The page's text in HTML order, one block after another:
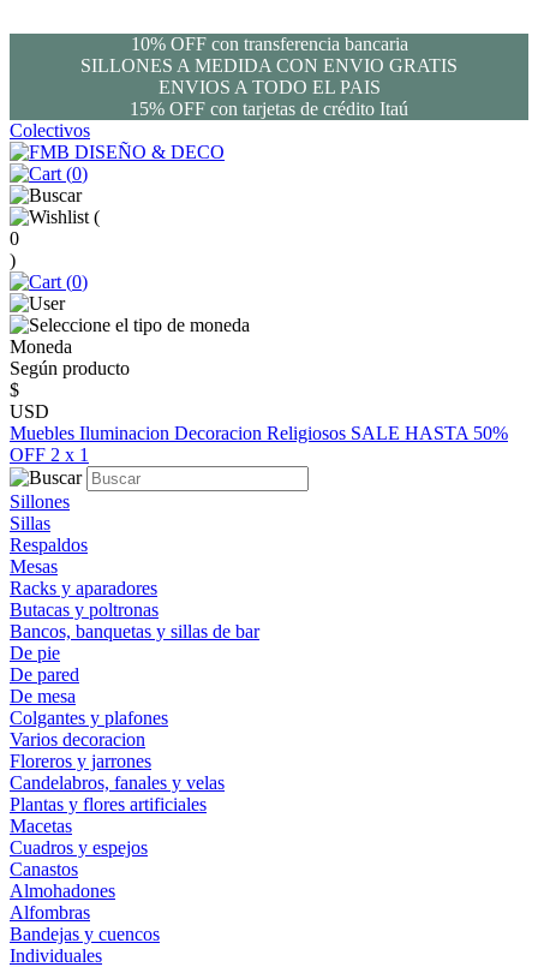
10% OFF con transferencia bancaria
SILLONES A MEDIDA CON ENVIO GRATIS
ENVIOS A TODO EL PAIS
15% OFF con tarjetas de crédito Itaú
Colectivos
(0)
(
0
)
(0)
Moneda
Según producto
$
USD
Muebles Iluminacion Decoracion Religiosos SALE HASTA 50%
OFF 2 x 1
Sillones
Sillas
Respaldos
Mesas
Racks y aparadores
Butacas y poltronas
Bancos, banquetas y sillas de bar
De pie
De pared
De mesa
Colgantes y plafones
Varios decoracion
Floreros y jarrones
Candelabros, fanales y velas
Plantas y flores artificiales
Macetas
Cuadros y espejos
Canastos
Almohadones
Alfombras
Bandejas y cuencos
Individuales